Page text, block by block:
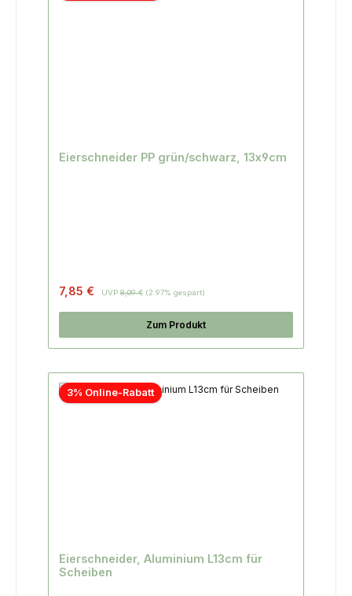
Eierschneider PP grün/schwarz, 13x9cm
7,85 € UVP 8,09 € (2.97% gespart)
Zum Produkt
3% Online-Rabatt
Eierschneider, Aluminium L13cm für
Scheiben